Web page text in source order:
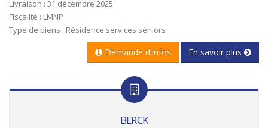
Livraison : 31 décembre 2025
Fiscalité : LMNP
Type de biens : Résidence services séniors
Demande d'infos En savoir plus
BERCK